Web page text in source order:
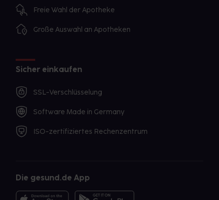
Freie Wahl der Apotheke
Große Auswahl an Apotheken
Sicher einkaufen
SSL-Verschlüsselung
Software Made in Germany
ISO-zertifiziertes Rechenzentrum
Die gesund.de App